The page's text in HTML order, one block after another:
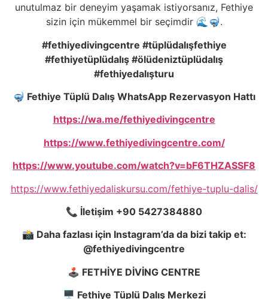
unutulmaz bir deneyim yaşamak istiyorsanız, Fethiye
sizin için mükemmel bir seçimdir 🌊🤿.
#fethiyedivingcentre #tüplüdalışfethiye
#fethiyetüplüdalış #ölüdeniztüplüdalış
#fethiyedalışturu
🤿 Fethiye Tüplü Dalış WhatsApp Rezervasyon Hattı
https://wa.me/fethiyedivingcentre
https://www.fethiyedivingcentre.com/
https://www.youtube.com/watch?v=bF6THZASSF8
https://www.fethiyedaliskursu.com/fethiye-tuplu-dalis/
📞 İletişim +90 5427384880
📸 Daha fazlası için Instagram’da da bizi takip et:
@fethiyedivingcentre
🕹️ FETHİYE DİVİNG CENTRE
🖥️ Fethiye Tüplü DalışMerkezi